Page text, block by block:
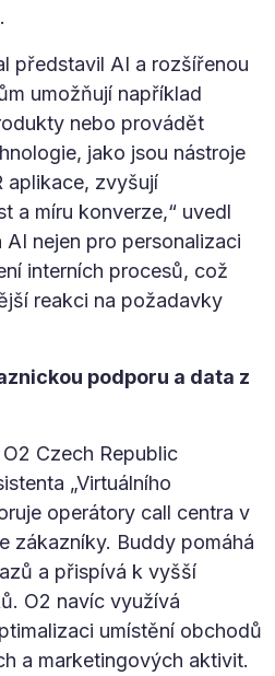
představil AI a rozšířenou
umožňují například
nebo provádět
jako jsou nástroje
aplikace, zvyšují
a míru konverze,“ uvedl
nejen pro personalizaci
interních procesů, což
reakci na požadavky
podporu a data z
Czech Republic
„Virtuálního
operátory call centra v
zákazníky. Buddy pomáhá
a přispívá k vyšší
O2 navíc využívá
umístění obchodů
a marketingových aktivit.